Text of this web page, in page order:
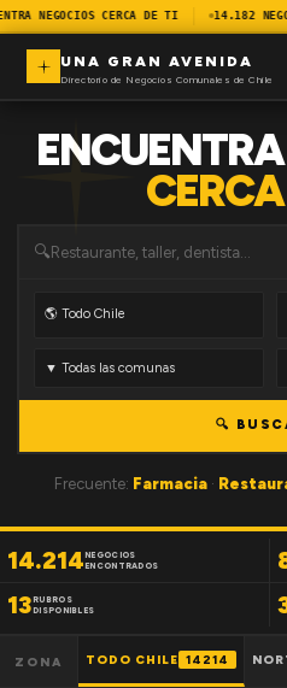
NEGOCIOS CERCA DE TI 14.182
UNA GRAN AVENIDA
Directorio de Negocios Comunales de Chile
🔍
🔍
Frecuente: Farmacia ·
14.214NEGOCIOS
ENCONTRADOS
13RUBROS
DISPONIBLES
ZONA TODO CHILE 14214